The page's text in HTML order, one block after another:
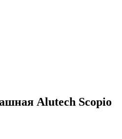
Alutech Scopio